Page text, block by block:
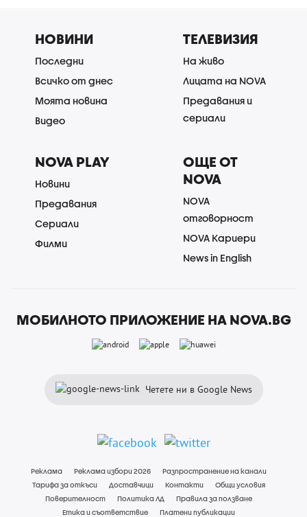
НОВИНИ
Последни
Всичко от днес
Моята новина
Видео
ТЕЛЕВИЗИЯ
На живо
Лицата на NOVA
Предавания и
сериали
NOVA PLAY
Новини
Предавания
Сериали
Филми
ОЩЕ ОТ
NOVA
NOVA
отговорност
NOVA Кариери
News in English
МОБИЛНОТО ПРИЛОЖЕНИЕ НА NOVA.BG
Четете ни в Google News
Реклама Реклама избори 2026
Разпространение на канали
Тарифа за откъси
Доставчици Контакти
Общи условия
Поверителност
Политика ЛД
Правила за ползване
Етика и съответствие
Платени публикации